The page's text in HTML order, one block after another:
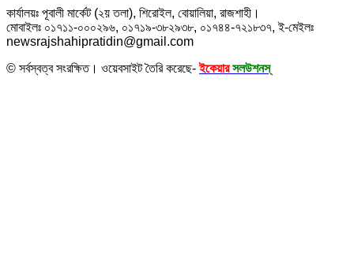
কার্যালয়ঃ পূবালী মার্কেট (২য় তলা), শিরোইল, বোয়ালিয়া, রাজশাহী।
মোবাইলঃ ০১৭১১-০০০২৯৬, ০১৭১৯-৩৮২৯৩৮, ০১৭৪৪-৭২১৮৩৭, ই-মেইলঃ
newsrajshahipratidin@gmail.com
© সর্বস্বত্ব সংরক্ষিত। ওয়েবসাইট তৈরি করেছে-ইকেয়ার সলউশনস্